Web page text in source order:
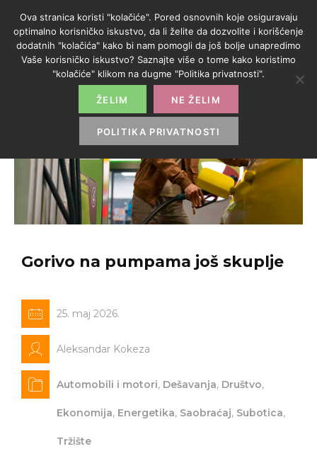
Gorivo na pumpama još skuplje
25. maj 2026.
Aleksandar Kokeza
Automobili i motori, Dešavanja, Društvo,
Ekonomija, Energetika, Saobraćaj, Subotica,
Tržište
Ova stranica koristi "kolačiće". Pored osnovnih koje osiguravaju
optimalno korisničko iskustvo, da li želite da dozvolite i korišćenje
dodatnih "kolačića" kako bi nam pomogli da još bolje unapredimo
Vaše korisničko iskustvo? Saznajte više o tome kako koristimo
"kolačiće" klikom na dugme "Politika privatnosti".
ŽELIM NE ŽELIM
POLITIKA PRIVATNOSTI